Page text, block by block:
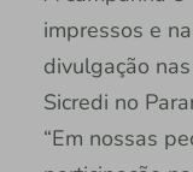
impressos e
divulgação
Sicredi no
“Em nossas